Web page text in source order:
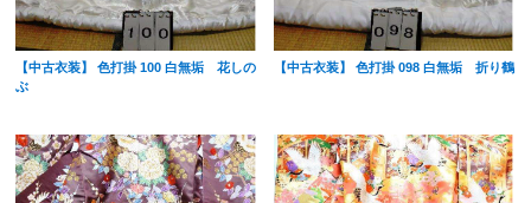
【中古衣装】 色打掛 100 白無垢 花しの
ぶ
【中古衣装】 色打掛 098 白無垢 折り鶴